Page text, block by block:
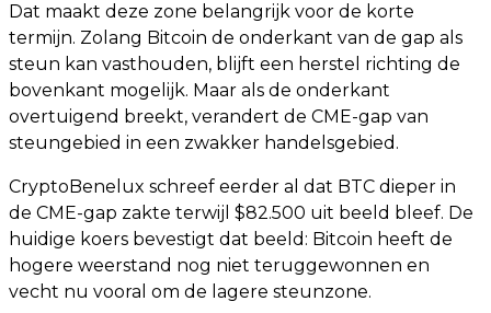
Dat maakt deze zone belangrijk voor de korte
termijn. Zolang Bitcoin de onderkant van de gap als
steun kan vasthouden, blijft een herstel richting de
bovenkant mogelijk. Maar als de onderkant
overtuigend breekt, verandert de CME-gap van
steungebied in een zwakker handelsgebied.
CryptoBenelux schreef eerder al dat BTC dieper in
de CME-gap zakte terwijl $82.500 uit beeld bleef. De
huidige koers bevestigt dat beeld: Bitcoin heeft de
hogere weerstand nog niet teruggewonnen en
vecht nu vooral om de lagere steunzone.